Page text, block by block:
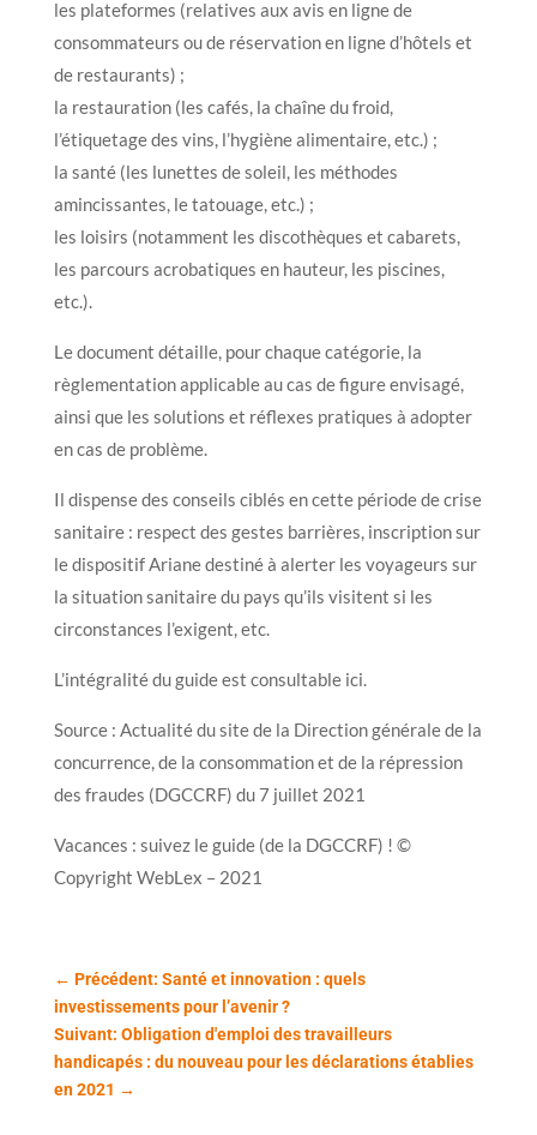
les plateformes (relatives aux avis en ligne de
consommateurs ou de réservation en ligne d’hôtels et
de restaurants) ;
la restauration (les cafés, la chaîne du froid,
l’étiquetage des vins, l’hygiène alimentaire, etc.) ;
la santé (les lunettes de soleil, les méthodes
amincissantes, le tatouage, etc.) ;
les loisirs (notamment les discothèques et cabarets,
les parcours acrobatiques en hauteur, les piscines,
etc.).
Le document détaille, pour chaque catégorie, la
règlementation applicable au cas de figure envisagé,
ainsi que les solutions et réflexes pratiques à adopter
en cas de problème.
Il dispense des conseils ciblés en cette période de crise
sanitaire : respect des gestes barrières, inscription sur
le dispositif Ariane destiné à alerter les voyageurs sur
la situation sanitaire du pays qu’ils visitent si les
circonstances l’exigent, etc.
L’intégralité du guide est consultable ici.
Source : Actualité du site de la Direction générale de la
concurrence, de la consommation et de la répression
des fraudes (DGCCRF) du 7 juillet 2021
Vacances : suivez le guide (de la DGCCRF) ! ©
Copyright WebLex – 2021
← Précédent: Santé et innovation : quels
investissements pour l’avenir ?
Suivant: Obligation d'emploi des travailleurs
handicapés : du nouveau pour les déclarations établies
en 2021 →